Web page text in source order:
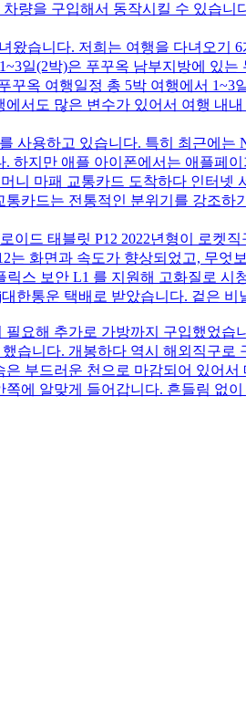
량을 구입해서 동작시킬 수 있습
왔습니다. 저희는 여행을 다녀오기
일(2박)은 푸꾸옥 남부지방에 있
옥 여행일정 총 5박 여행에서 1~3
도 많은 변수가 있어서 여행 내
사용하고 있습니다. 특히 최근에
지만 애플 아이폰에서는 애플페
마패 교통카드 도착하다 인터
카드는 전통적인 분위기를 강조하
드 태블릿 P12 2022년형이 로켓
화면과 속도가 향상되었고, 무
스 보안 L1 를 지원해 고화질로 시
통운 택배로 받았습니다. 겉은
요해 추가로 가방까지 구입했었
니다. 개봉하다 역시 해외직구로
부드러운 천으로 마감되어 있어
에 알맞게 들어갑니다. 흔들림 없